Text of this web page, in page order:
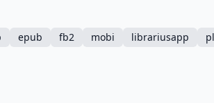
epub fb2 mobi librariusapp